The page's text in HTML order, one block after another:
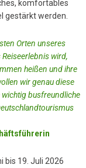
komfortables
gestärkt werden.
Orten unseres
wird,
heißen und ihre
wir genau diese
busfreundliche
bis 19. Juli 2026